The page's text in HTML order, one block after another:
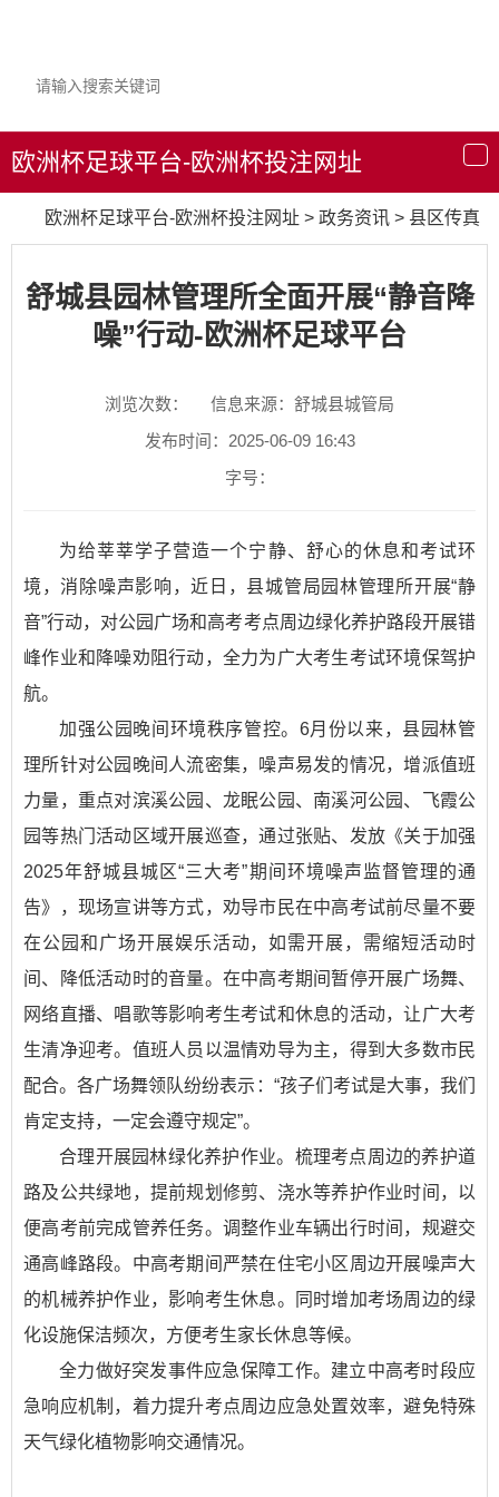
导
航
欧洲杯足球平台-欧洲杯投注网址
欧洲杯足球平台-欧洲杯投注网址 > 政务资讯 > 县区传真
舒城县园林管理所全面开展“静音降
噪”行动-欧洲杯足球平台
浏览次数：
信息来源：舒城县城管局
发布时间：2025-06-09 16:43
字号：
为给莘莘学子营造一个宁静、舒心的休息和考试环
境，消除噪声影响，近日，县城管局园林管理所开展“静
音”行动，对公园广场和高考考点周边绿化养护路段开展错
峰作业和降噪劝阻行动，全力为广大考生考试环境保驾护
航。
加强公园晚间环境秩序管控。6月份以来，县园林管
理所针对公园晚间人流密集，噪声易发的情况，增派值班
力量，重点对滨溪公园、龙眠公园、南溪河公园、飞霞公
园等热门活动区域开展巡查，通过张贴、发放《关于加强
2025年舒城县城区“三大考”期间环境噪声监督管理的通
告》，现场宣讲等方式，劝导市民在中高考试前尽量不要
在公园和广场开展娱乐活动，如需开展，需缩短活动时
间、降低活动时的音量。在中高考期间暂停开展广场舞、
网络直播、唱歌等影响考生考试和休息的活动，让广大考
生清净迎考。值班人员以温情劝导为主，得到大多数市民
配合。各广场舞领队纷纷表示：“孩子们考试是大事，我们
肯定支持，一定会遵守规定”。
合理开展园林绿化养护作业。梳理考点周边的养护道
路及公共绿地，提前规划修剪、浇水等养护作业时间，以
便高考前完成管养任务。调整作业车辆出行时间，规避交
通高峰路段。中高考期间严禁在住宅小区周边开展噪声大
的机械养护作业，影响考生休息。同时增加考场周边的绿
化设施保洁频次，方便考生家长休息等候。
全力做好突发事件应急保障工作。建立中高考时段应
急响应机制，着力提升考点周边应急处置效率，避免特殊
天气绿化植物影响交通情况。